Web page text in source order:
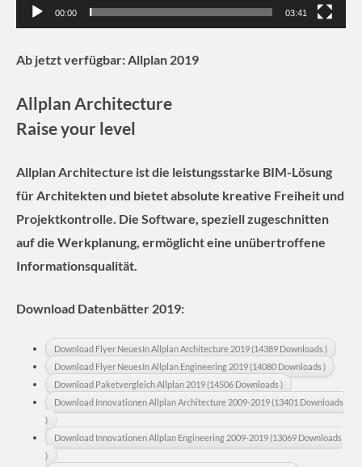
00:00 03:41
Ab jetzt verfügbar: Allplan 2019
Allplan Architecture
Raise your level
Allplan Architecture ist die leistungsstarke BIM-Lösung
für Architekten und bietet absolute kreative Freiheit und
Projektkontrolle. Die Software, speziell zugeschnitten
auf die Werkplanung, ermöglicht eine unübertroffene
Informationsqualität.
Download Datenbätter 2019:
Download Flyer NeuesIn Allplan Architecture 2019 (14389 Downloads )
Download Flyer NeuesIn Allplan Engineering 2019 (14080 Downloads )
Download Paketvergleich Allplan 2019 (14506 Downloads )
Download Innovationen Allplan Architecture 2009-2019 (13401 Downloads
)
Download Innovationen Allplan Engineering 2009-2019 (13069 Downloads
)